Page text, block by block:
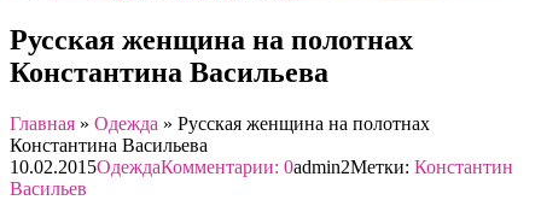
Русская женщина на полотнах
Константина Васильева
Главная » Одежда » Русская женщина на полотнах
Константина Васильева
10.02.2015ОдеждаКомментарии: 0admin2Метки: Константин
Васильев